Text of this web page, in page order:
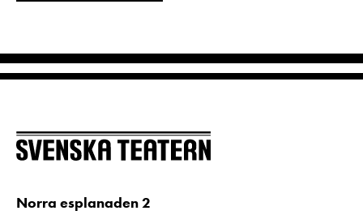
Norra esplanaden 2